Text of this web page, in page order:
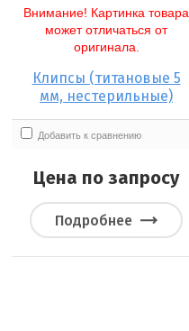
Внимание! Картинка товара
может отличаться от
оригинала.
Клипсы (титановые 5
мм, нестерильные)
Добавить к сравнению
Цена по запросу
Подробнее